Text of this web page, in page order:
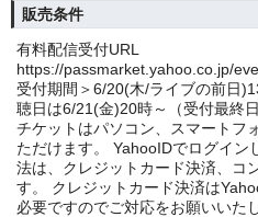
販売条件
有料配信受付URL
https://passmarket.yahoo.co.jp/
受付期間＞6/20(木/ライブの前日
聴日は6/21(金)20時～（受付最終
チケットはパソコン、スマートフ
ただけます。 YahooIDでログイン
法は、クレジットカード決済、コ
す。 クレジットカード決済は
必要ですのでご対応をお願いい